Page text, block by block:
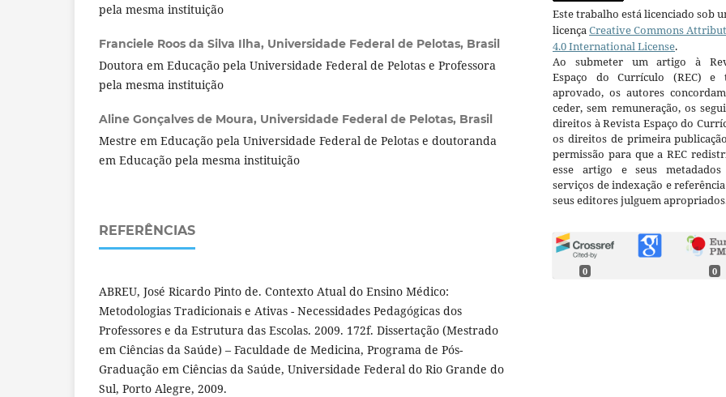
pela mesma instituição
Franciele Roos da Silva Ilha, Universidade Federal de Pelotas, Brasil
Doutora em Educação pela Universidade Federal de Pelotas e Professora
pela mesma instituição
Aline Gonçalves de Moura, Universidade Federal de Pelotas, Brasil
Mestre em Educação pela Universidade Federal de Pelotas e doutoranda
em Educação pela mesma instituição
REFERÊNCIAS
ABREU, José Ricardo Pinto de. Contexto Atual do Ensino Médico:
Metodologias Tradicionais e Ativas - Necessidades Pedagógicas dos
Professores e da Estrutura das Escolas. 2009. 172f. Dissertação (Mestrado
em Ciências da Saúde) – Faculdade de Medicina, Programa de Pós-
Graduação em Ciências da Saúde, Universidade Federal do Rio Grande do
Sul, Porto Alegre, 2009.
Este trabalho está licenciado sob
licençaCreative Commons
4.0 International License.
Ao submeter um artigo à
Espaço do Currículo (REC) e
aprovado, os autores
ceder, sem remuneração, os
direitos à Revista Espaço do
os direitos de primeira
permissão para que a REC
esse artigo e seus metadados
serviços de indexação e
seus editores julguem
0 0